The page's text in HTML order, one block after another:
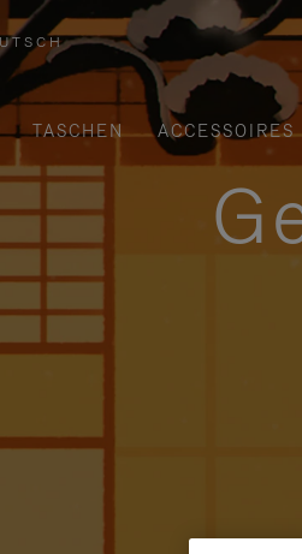
TASCHEN ACCESSOIRES